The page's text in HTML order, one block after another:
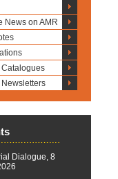
News on AMR
Dialogue, 8